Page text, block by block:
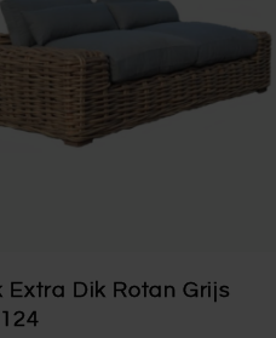
Extra Dik Rotan Grijs